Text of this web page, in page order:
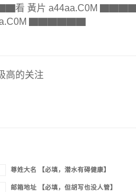
看 黃片 a44aa.C0M
▇▇▇▇▇▇
高的关注
尊姓大名 【必填，潜水有碍健康】
邮箱地址 【必填，但胡写也没人管】